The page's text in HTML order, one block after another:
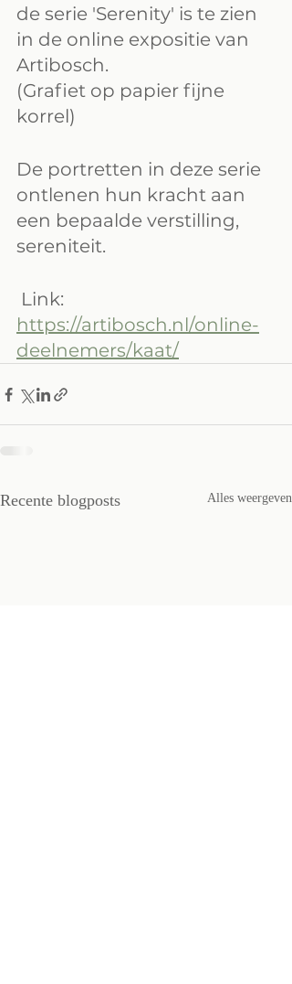
de serie 'Serenity' is te zien
in de online expositie van
Artibosch.
(Grafiet op papier fijne
korrel)
De portretten in deze serie
ontlenen hun kracht aan
een bepaalde verstilling,
sereniteit.
Link:
https://artibosch.nl/online-
deelnemers/kaat/
Recente blogposts Alles weergeven